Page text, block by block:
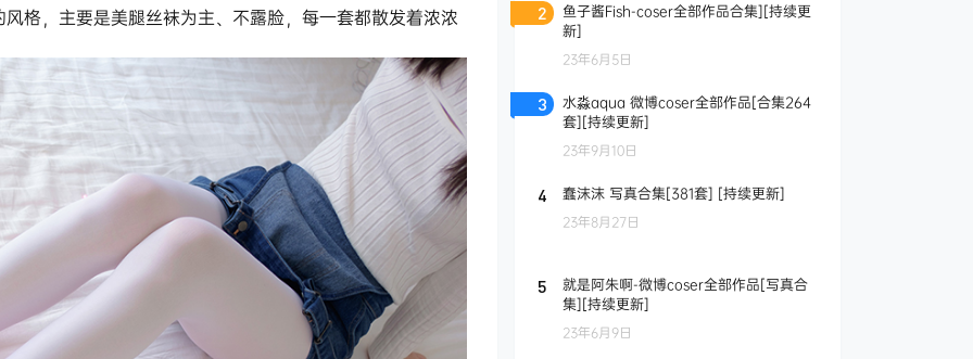
格，主要是美腿丝袜为主、不露脸，每一套都散发着浓浓 2
鱼子酱Fish-coser全部作品合集][持续更
新]
23年6月5日
3
水淼aqua 微博coser全部作品[合集264
套][持续更新]
23年9月10日
4 蠢沫沫 写真合集[381套] [持续更新]
23年8月27日
5
就是阿朱啊-微博coser全部作品[写真合
集][持续更新]
23年6月9日